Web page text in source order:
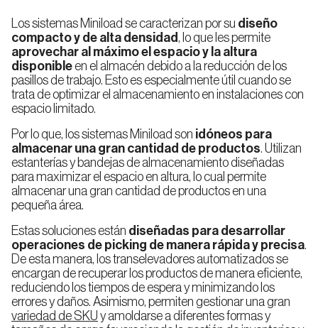
Doble
Profundidad
Estanterías
Compactas
Drive
in
Estanterías
de
Bases
Móviles
Estanterías
Dinámicas
(FIFO)
Sistema
Almacenamiento
Miniload
Industriales
para
AMR
Almacenaje
en Frío
Ingeniería
de
proyectos
Inspección
técnica
Los sistemas Miniload se caracterizan por su diseño
compacto y de alta densidad, lo que les permite
aprovechar al máximo el espacio y la altura
disponibleen el almacén debido a la reducción de los
pasillos de trabajo. Esto es especialmente útil cuando se
trata de optimizar el almacenamiento en instalaciones con
espacio limitado.
Por lo que, los sistemas Miniload son idóneos para
almacenar una gran cantidad de productos. Utilizan
estanterías y bandejas de almacenamiento diseñadas
para maximizar el espacio en altura, lo cual permite
almacenar una gran cantidad de productos en una
pequeña área.
Estas soluciones están diseñadas para desarrollar
operaciones de picking de manera rápida y precisa.
De esta manera, los transelevadores automatizados se
encargan de recuperar los productos de manera eficiente,
reduciendo los tiempos de espera y minimizando los
errores y daños. Asimismo, permiten gestionar una gran
variedad de SKU y amoldarse a diferentes formas y